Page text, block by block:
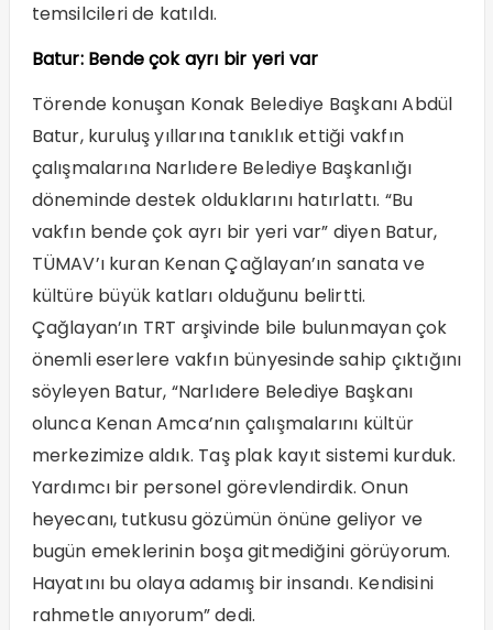
temsilcileri de katıldı.
Batur: Bende çok ayrı bir yeri var
Törende konuşan Konak Belediye Başkanı Abdül
Batur, kuruluş yıllarına tanıklık ettiği vakfın
çalışmalarına Narlıdere Belediye Başkanlığı
döneminde destek olduklarını hatırlattı. “Bu
vakfın bende çok ayrı bir yeri var” diyen Batur,
TÜMAV’ı kuran Kenan Çağlayan’ın sanata ve
kültüre büyük katları olduğunu belirtti.
Çağlayan’ın TRT arşivinde bile bulunmayan çok
önemli eserlere vakfın bünyesinde sahip çıktığını
söyleyen Batur, “Narlıdere Belediye Başkanı
olunca Kenan Amca’nın çalışmalarını kültür
merkezimize aldık. Taş plak kayıt sistemi kurduk.
Yardımcı bir personel görevlendirdik. Onun
heyecanı, tutkusu gözümün önüne geliyor ve
bugün emeklerinin boşa gitmediğini görüyorum.
Hayatını bu olaya adamış bir insandı. Kendisini
rahmetle anıyorum” dedi.